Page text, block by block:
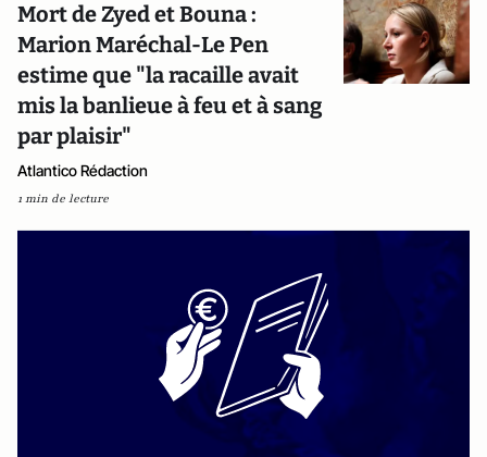
Mort de Zyed et Bouna :
Marion Maréchal-Le Pen
estime que "la racaille avait
mis la banlieue à feu et à sang
par plaisir"
Atlantico Rédaction
1 min de lecture